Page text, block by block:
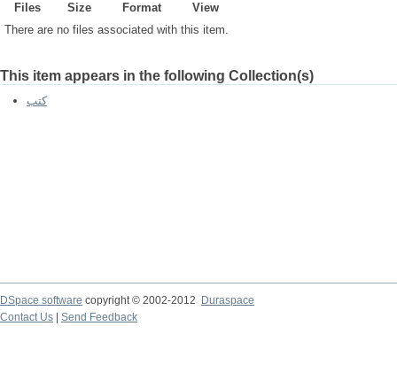
Files Size Format
View
There are no files associated with this item.
This item appears in the following Collection(s)
كتب
DSpace software copyright © 2002-2012
Duraspace
Contact Us
Send Feedback